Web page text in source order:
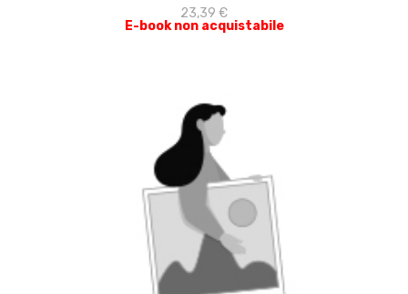
23,39 €
E-book non acquistabile